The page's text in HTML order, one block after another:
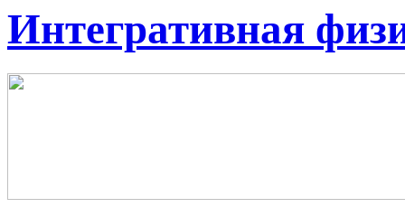
Интегративная